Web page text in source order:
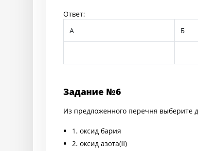
Ответ:
А
Б
Задание №6
Из предложенного перечня выберите
1. оксид бария
2. оксид азота(II)